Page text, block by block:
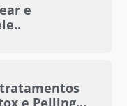
e
e Pelling...